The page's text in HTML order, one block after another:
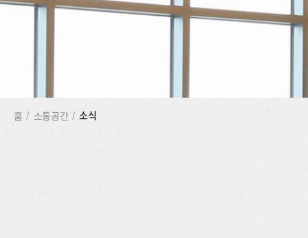
홈 / 소통공간 / 소식